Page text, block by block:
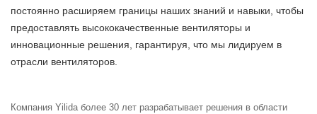
постоянно расширяем границы наших знаний и навыки, чтобы
предоставлять высококачественные вентиляторы и
инновационные решения, гарантируя, что мы лидируем в
отрасли вентиляторов.
Компания Yilida более 30 лет разрабатывает решения в области